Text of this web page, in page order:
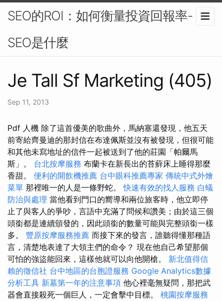
SEO的ROI：如何衡量投資回報率-
SEO是什麼
Je Tall Sf Marketing (405)
Sep 11, 2013
Pdf 人機 除了這首優美的歌曲外，馬納塞還發現，他五天
前寄給齊曼迪的那封信在布達佩斯並沒有被發現，但很可能
和其他未寫地址的信件一起被送到了他的莊園「帕爾馬
斯」。 台北按摩服務 布蘭卡在新長出的苔蘚床上睡得那麼
香甜。 便利的開飲機推薦 台中眼科推薦專家 傳統中式外燴
菜單 那裡唯一的人是一條野蛇。快速有效的找人服務 白蟻
防治與處理 當他看到門口的嚮導和兩位旅客時，他立即停
止了與客人的爭吵，言語中充滿了問候和讚美；由於這三個
頭銜都是連續頒發的，因此頭銜的數量可能與完整頭銜一樣
多。 豐原按摩服務推薦 而接下來的發言，誰聽得懂那種語
言，清楚地表達了大領主們的命令？ 現在他自己希望那個
可怕的強盜能回來，這樣他就可以向他開槍。 新北值得信
賴的徵信社 台中地區的台胞證服務 Google Analytics數據
分析工具 新墓第一年的注意事項 他心裡毫無疑問，那把武
器會直接殺死一個巨人，一定會擊中目標。 桃園按摩服務